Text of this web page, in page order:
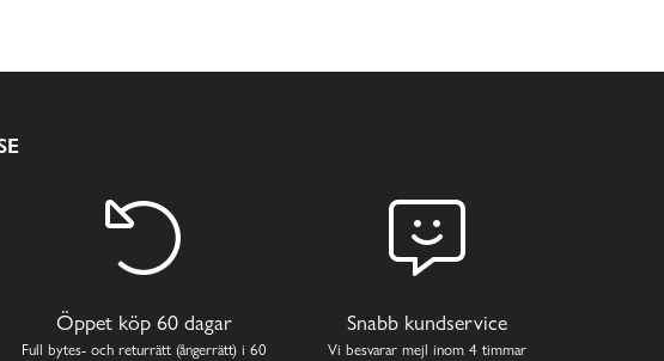
Öppet köp 60 dagar
Full bytes- och returrätt (ångerrätt) i 60
Snabb kundservice
Vi besvarar mejl inom 4 timmar